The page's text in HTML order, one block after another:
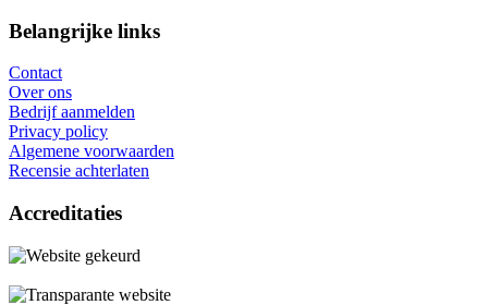
Belangrijke links
Contact
Over ons
Bedrijf aanmelden
Privacy policy
Algemene voorwaarden
Recensie achterlaten
Accreditaties